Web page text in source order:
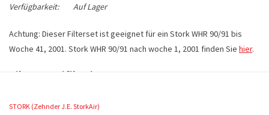
Verfügbarkeit:
Auf Lager
Achtung: Dieser Filterset ist geeignet für ein Stork WHR 90/91 bis
Woche 41, 2001. Stork WHR 90/91 nach woche 1, 2001 finden Sie hier.
Filterspezifikationen:
Artikelnummer 006040102
STORK (Zehnder J.E. StorkAir)